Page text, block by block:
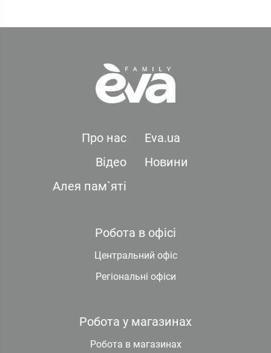
Про нас
Eva.ua
Відео
Новини
Алея пам`яті
Робота в офісі
Центральний офіс
Регіональні офіси
Робота у магазинах
Робота в магазинах